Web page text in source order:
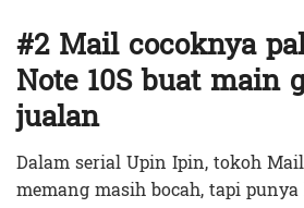
#2 Mail cocoknya
Note 10S buat main
jualan
Dalam serial Upin Ipin, tokoh
memang masih bocah, tapi